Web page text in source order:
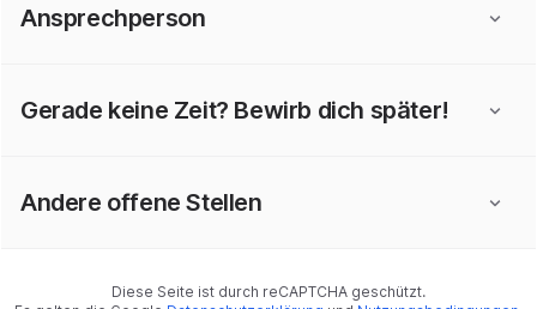
Ansprechperson
Gerade keine Zeit? Bewirb dich später!
Andere offene Stellen
Diese Seite ist durch reCAPTCHA geschützt.